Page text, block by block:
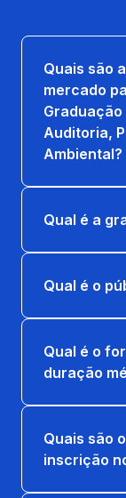
DE RISCOS
36 horas
PERICIA
Quais são
mercado
Auditoria,
Ambiental?
Qual é a
Qual é o
Qual é o
duração
Quais são
inscrição